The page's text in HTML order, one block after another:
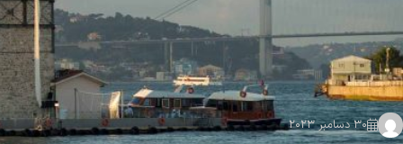
30 دسامبر 2023